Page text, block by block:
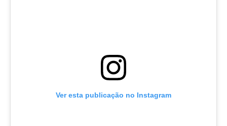
Ver esta publicação no Instagram